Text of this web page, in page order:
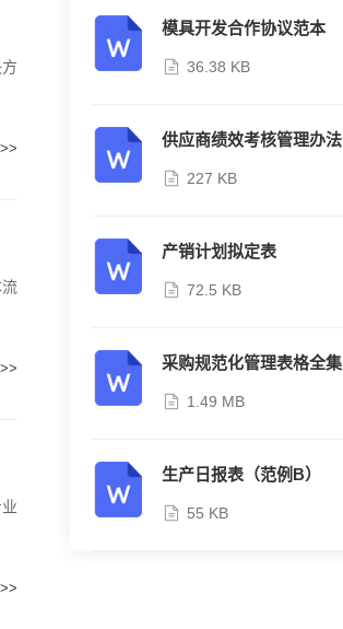
模具开发合作协议范本
36.38 KB
供应商绩效考核管理办法
227 KB
产销计划拟定表
72.5 KB
采购规范化管理表格全集
1.49 MB
生产日报表（范例B）
55 KB